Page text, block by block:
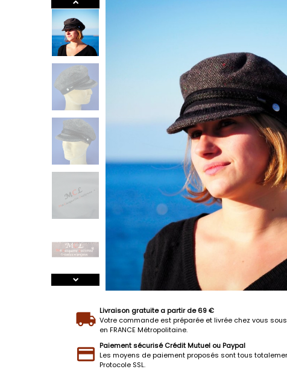
Livraison gratuite a partir de 69 €
Votre commande est préparée et livrée chez vous
en FRANCE Métropolitaine.
Paiement sécurisé Crédit Mutuel ou Paypal
Les moyens de paiement proposés sont tous
Protocole SSL.